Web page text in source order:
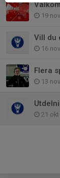
19
Vill du
16
Flera
13
21